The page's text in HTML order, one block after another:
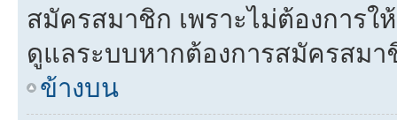
สมัครสมาชิก เพราะไม่ต้องการ
ดูแลระบบหากต้องการสมัครสมา
ข้างบน